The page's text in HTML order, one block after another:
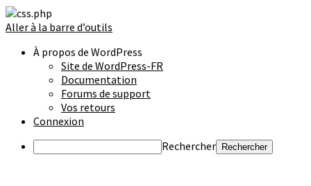
Aller à la barre d’outils
À propos de WordPress
Site de WordPress-FR
Documentation
Forums de support
Vos retours
Connexion
Rechercher